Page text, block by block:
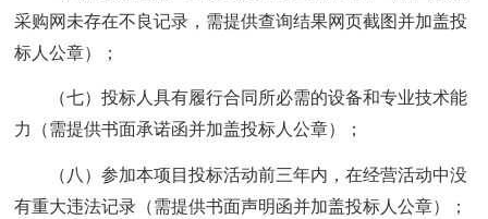
采购网未存在不良记录，需提供查询结果网页截图并加盖投
标人公章）；
（七）投标人具有履行合同所必需的设备和专业技术能
力（需提供书面承诺函并加盖投标人公章）；
（八）参加本项目投标活动前三年内，在经营活动中没
有重大违法记录（需提供书面声明函并加盖投标人公章）；